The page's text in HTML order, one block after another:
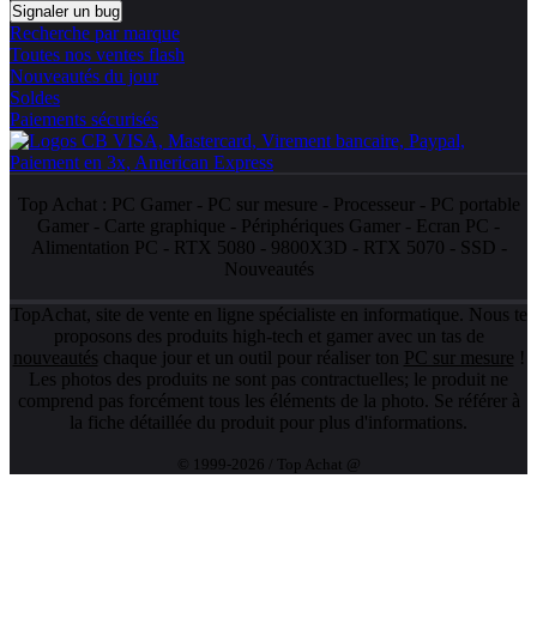
Signaler un bug
Recherche par marque
Toutes nos ventes flash
Nouveautés du jour
Soldes
Paiements sécurisés
Top Achat : PC Gamer- PC sur mesure - Processeur- PC portable
Gamer - Carte graphique - Périphériques Gamer - Ecran PC -
Alimentation PC - RTX 5080 - 9800X3D - RTX 5070 - SSD -
Nouveautés
TopAchat, site de vente en ligne spécialiste en informatique. Nous te
proposons des produits high-tech et gamer avec un tas de
nouveautés chaque jour et un outil pour réaliser ton PC sur mesure !
Les photos des produits ne sont pas contractuelles; le produit ne
comprend pas forcément tous les éléments de la photo. Se référer à
la fiche détaillée du produit pour plus d'informations.
© 1999-2026 / Top Achat @